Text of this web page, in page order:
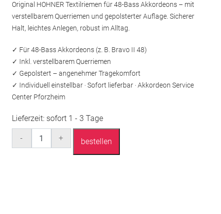
Original HOHNER Textilriemen für 48-Bass Akkordeons – mit
verstellbarem Querriemen und gepolsterter Auflage. Sicherer
Halt, leichtes Anlegen, robust im Alltag.
✓ Für 48-Bass Akkordeons (z. B. Bravo II 48)
✓ Inkl. verstellbarem Querriemen
✓ Gepolstert – angenehmer Tragekomfort
✓ Individuell einstellbar · Sofort lieferbar · Akkordeon Service
Center Pforzheim
Lieferzeit: sofort 1 - 3 Tage
- + bestellen